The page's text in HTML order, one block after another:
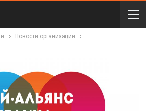
Новости организации